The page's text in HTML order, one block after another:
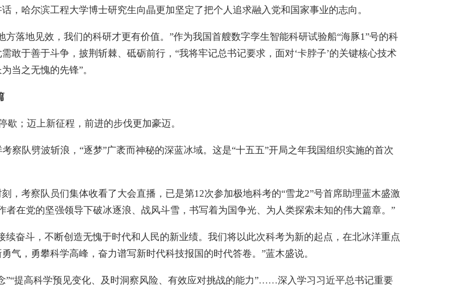
，哈尔滨工程大学博士研究生向晶更加坚定了把个人追求融入党和国家事业的志向。
方落地见效，我们的科研才更有价值。”作为我国首艘数字孪生智能科研试验船“海豚1”号的科
敢于善于斗争，披荆斩棘、砥砺前行，“我将牢记总书记要求，面对‘卡脖子’的关键核心技术
当之无愧的先锋”。
歇；迈上新征程，前进的步伐更加豪迈。
察队劈波斩浪，“逐梦”广袤而神秘的深蓝冰域。这是“十五五”开局之年我国组织实施的首次
，考察队员们集体收看了大会直播，已是第12次参加极地科考的“雪龙2”号首席助理蓝木盛激
者在党的坚强领导下破冰逐浪、战风斗雪，书写着为国争光、为人类探索未知的伟大篇章。”
续奋斗，不断创造无愧于时代和人民的新业绩。我们将以此次科考为新的起点，在北冰洋重点
气，勇攀科学高峰，奋力谱写新时代科技报国的时代答卷。”蓝木盛说。
”“提高科学预见变化、及时洞察风险、有效应对挑战的能力”……深入学习习近平总书记重要